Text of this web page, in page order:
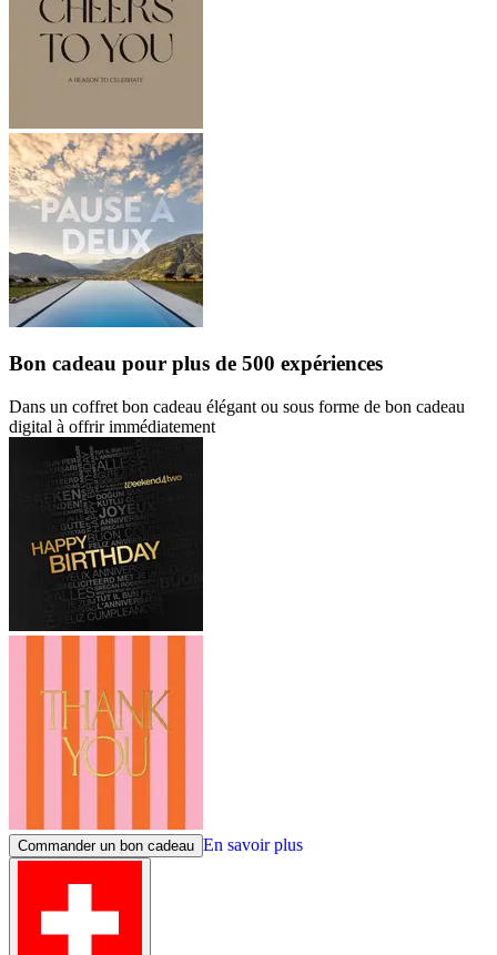
Bon cadeau pour plus de 500 expériences
Dans un coffret bon cadeau élégant ou sous forme de bon cadeau
digital à offrir immédiatement
Commander un bon cadeau En savoir plus